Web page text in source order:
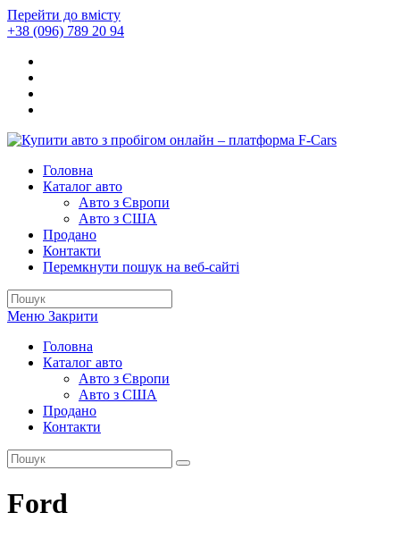
Перейти до вмісту
+38 (096) 789 20 94
Головна
Каталог авто
Авто з Європи
Авто з США
Продано
Контакти
Перемкнути пошук на веб-сайті
Меню Закрити
Головна
Каталог авто
Авто з Європи
Авто з США
Продано
Контакти
Ford